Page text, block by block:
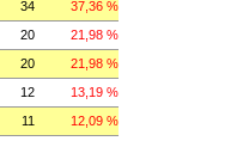
34
37,36 %
20
21,98 %
20
21,98 %
12
13,19 %
11
12,09 %